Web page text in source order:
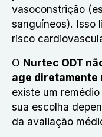
vasoconstrição
sanguíneos). Isso
risco
O Nurtec ODT
age diretamente
existe um
sua escolha
da avaliação